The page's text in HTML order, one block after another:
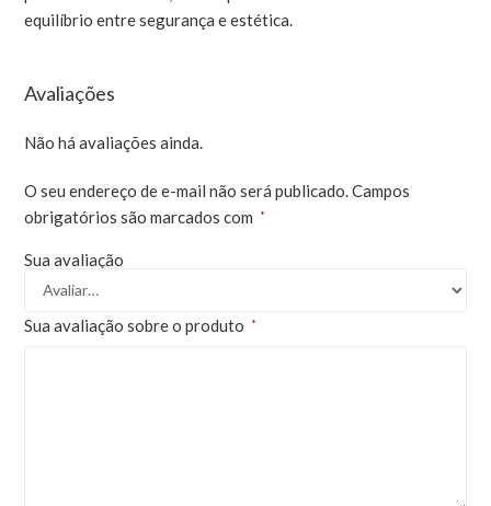
equilíbrio entre segurança e estética.
Avaliações
Não há avaliações ainda.
O seu endereço de e-mail não será publicado.Campos
obrigatórios são marcados com
*
Sua avaliação
Sua avaliação sobre o produto *